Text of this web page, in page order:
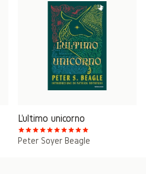
L'ultimo unicorno
Peter Soyer Beagle